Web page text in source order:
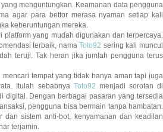
menguntungkan. Keamanan data pengguna
agar para bettor merasa nyaman setiap kali
keberuntungan mereka.
platform yang mudah digunakan dan terpercaya.
terbaik, namaToto92 sering kali muncul
teruji. Tak heran jika jumlah pengguna terus
tempat yang tidak hanya aman tapi juga
Itulah sebabnya Toto92 menjadi sorotan di
digital. Dengan berbagai pasaran yang tersedia
pengguna bisa bermain tanpa hambatan.
dan sistem anti-bot, kenyamanan dan keadilan
terjamin.